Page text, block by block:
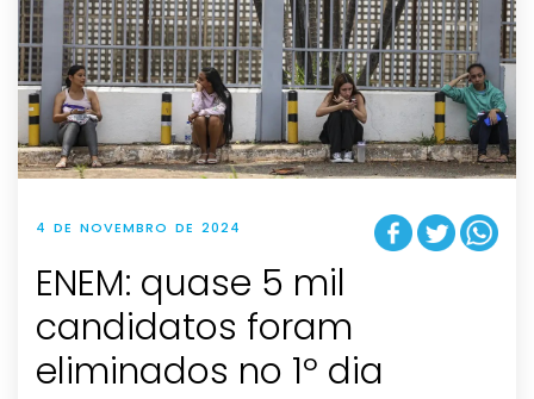
4 DE NOVEMBRO DE 2024
ENEM: quase 5 mil
candidatos foram
eliminados no 1º dia